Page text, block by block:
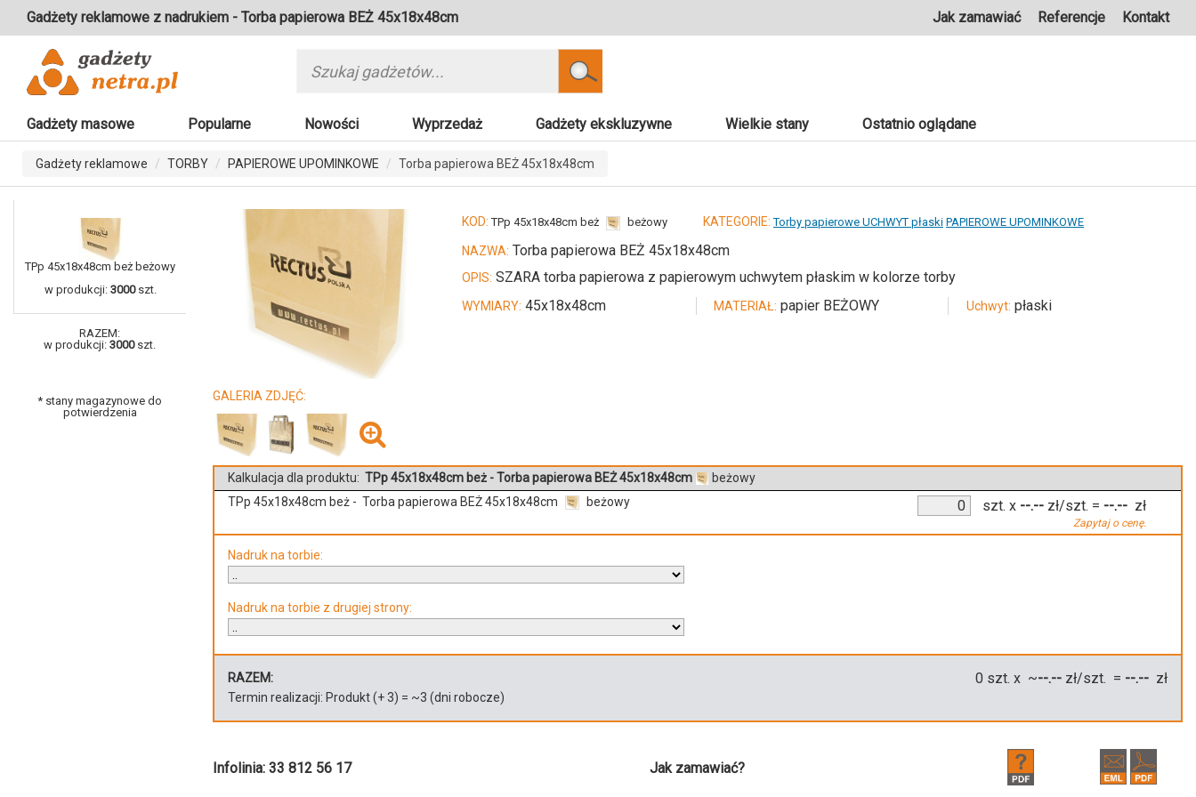
Gadżety reklamowe z nadrukiem - Torba papierowa BEŻ 45x18x48cm Jak zamawiać Referencje Kontakt
Szukaj
Gadżety masowe Popularne Nowości Wyprzedaż Gadżety ekskluzywne Wielkie stany Ostatnio oglądane
Gadżety reklamowe TORBY PAPIEROWE UPOMINKOWE Torba papierowa BEŻ 45x18x48cm
TPp 45x18x48cm beż beżowy
w produkcji: 3000szt.
RAZEM:
w produkcji: 3000szt.
* stany magazynowe do
potwierdzenia
KOD: TPp 45x18x48cm beż beżowy KATEGORIE: Torby papierowe UCHWYT płaski PAPIEROWE UPOMINKOWE
NAZWA: Torba papierowa BEŻ 45x18x48cm
OPIS: SZARA torba papierowa z papierowym uchwytem płaskim w kolorze torby
WYMIARY: 45x18x48cm MATERIAŁ: papier BEŻOWY Uchwyt: płaski
GALERIA ZDJĘĆ:
Kalkulacja dla produktu: TPp 45x18x48cm beż - Torba papierowa BEŻ 45x18x48cm
beżowy
TPp 45x18x48cm beż - Torba papierowa BEŻ 45x18x48cm
beżowy szt. x --.-- zł/szt.
Zapytaj o cenę.
= --.-- zł
Nadruk na torbie:
Nadruk na torbie z drugiej strony:
RAZEM: 0 szt. x ~--.-- zł/szt. = --.-- zł
Termin realizacji: Produkt(+3) = ~3 (dni robocze)
Infolinia: 33 812 56 17 Jak zamawiać?